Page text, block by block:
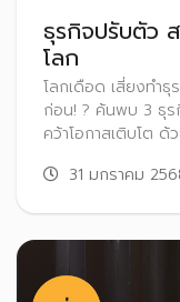
ธุรกิจปรับตัว
โลก
โลกเดือด เสี่ยงทำ
ก่อน! ? ค้นพบ 3 ธุ
คว้าโอกาสเติบโต
31 มกราคม